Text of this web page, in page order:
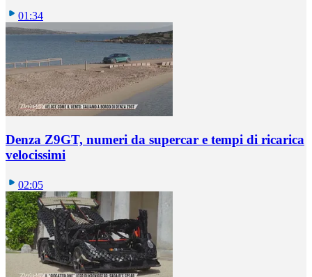
01:34
Denza Z9GT, numeri da supercar e tempi di ricarica
velocissimi
02:05